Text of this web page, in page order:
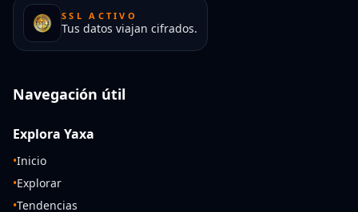
SSL ACTIVO
Tus datos viajan cifrados.
Navegación útil
Explora Yaxa
•Inicio
•Explorar
•Tendencias